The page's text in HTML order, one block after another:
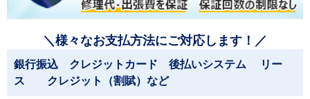
＼様々なお支払方法にご対応します！／
銀行振込 クレジットカード 後払いシステム リー
ス クレジット（割賦）など